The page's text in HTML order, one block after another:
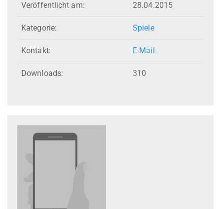
Veröffentlicht am: 28.04.2015
Kategorie: Spiele
Kontakt: E-Mail
Downloads: 310